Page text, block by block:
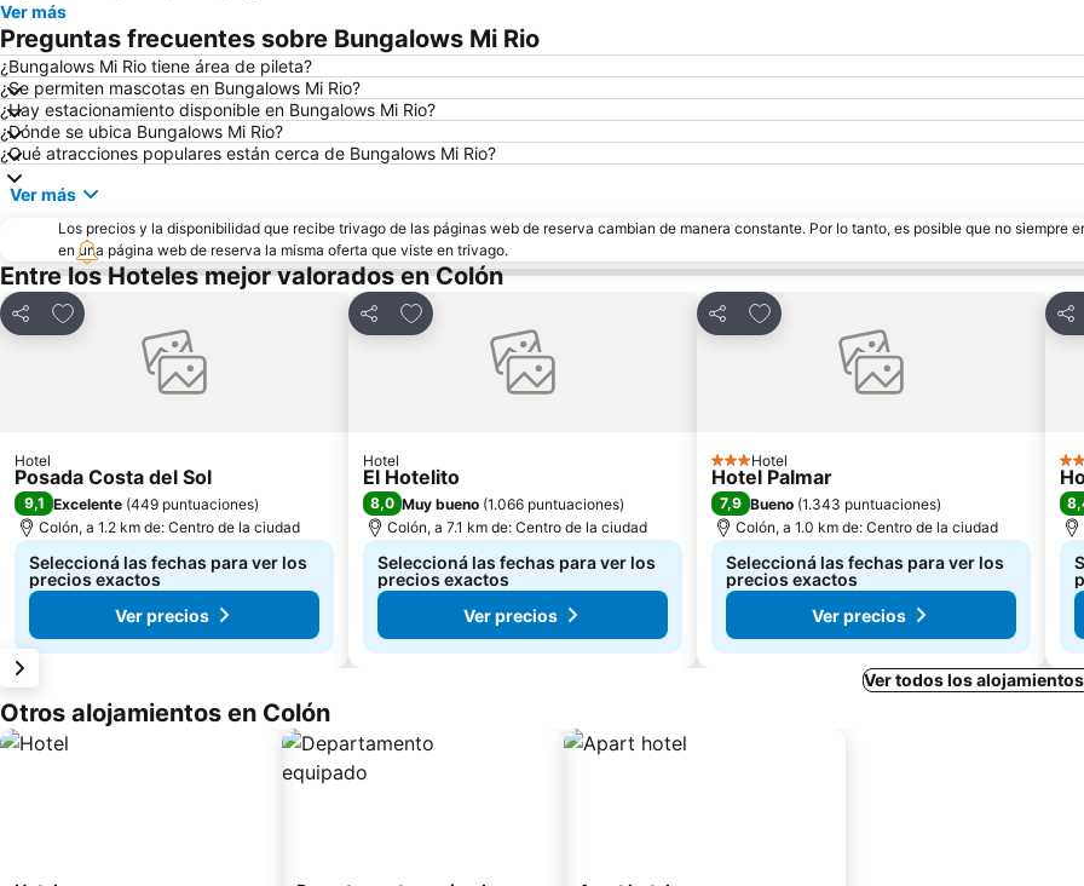
Ver más
Preguntas frecuentes sobre Bungalows Mi Rio
¿Bungalows Mi Rio tiene área de pileta?
¿Se permiten mascotas en Bungalows Mi Rio?
¿Hay estacionamiento disponible en Bungalows Mi Rio?
¿Dónde se ubica Bungalows Mi Rio?
¿Qué atracciones populares están cerca de Bungalows Mi Rio?
Ver más
Los precios y la disponibilidad que recibe trivago de las páginas web de reserva cambian de manera constante. Por lo tanto, es posible que no siempre
en una página web de reserva la misma oferta que viste en trivago.
Entre los Hoteles mejor valorados en Colón
Compartir
Añadir a favoritos
Hotel
Posada Costa del Sol
9,1 Excelente (449 puntuaciones)
Colón, a 1.2 km de: Centro de la ciudad
Seleccioná las fechas para ver los
precios exactos
Ver precios
Compartir
Añadir a favoritos
Hotel
El Hotelito
8,0 Muy bueno (1.066 puntuaciones)
Colón, a 7.1 km de: Centro de la ciudad
Seleccioná las fechas para ver los
precios exactos
Ver precios
Compartir
Añadir a favoritos
3 Estrellas
Hotel
Hotel Palmar
7,9 Bueno (1.343 puntuaciones)
Colón, a 1.0 km de: Centro de la ciudad
Seleccioná las fechas para ver los
precios exactos
Ver precios
3
Ver todos los
Otros alojamientos en Colón